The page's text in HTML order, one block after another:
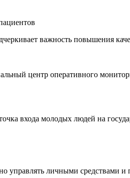
важность повышения
центр оперативного
входа молодых людей на
управлять личными средствами